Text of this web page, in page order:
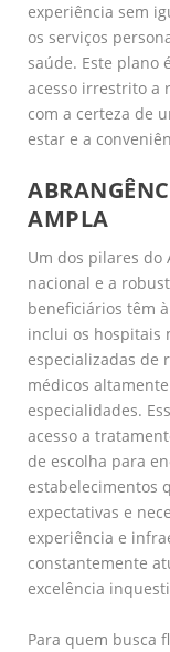
experiência sem
os serviços
saúde. Este plano
acesso irrestrito a
com a certeza de
estar e a
AMPLA
Um dos pilares do
nacional e a
beneficiários têm
inclui os hospitais
especializadas de
médicos
especialidades.
acesso a
de escolha para
estabelecimentos
expectativas e
experiência e
constantemente
excelência
Para quem busca